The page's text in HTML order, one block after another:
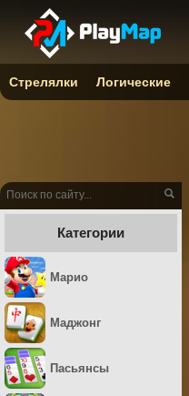
Категории
Марио
Маджонг
Пасьянсы
Стрелялки Логические